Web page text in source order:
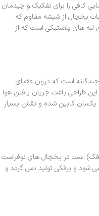
محصول با داشتن ۴ کشو فضایی کافی را برای تفکیک و چیدمان
یخچال از شیشه مقاوم که
لبه های پلاستیکی است که از
است که درون فضای
طراحی باغث جریان یافتن هوا
کابین شده و نقش بسیار
است در یخچال های نوفراست
شود و برفکی تولید نمی گردد و